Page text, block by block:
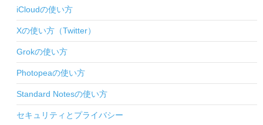
iCloudの使い方
Xの使い方（Twitter）
Grokの使い方
Photopeaの使い方
Standard Notesの使い方
セキュリティとプライバシー